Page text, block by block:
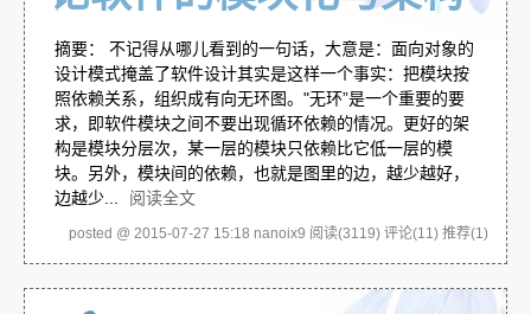
摘要： 不记得从哪儿看到的一句话，大意是：面向对象的
设计模式掩盖了软件设计其实是这样一个事实：把模块按
照依赖关系，组织成有向无环图。"无环”是一个重要的要
求，即软件模块之间不要出现循环依赖的情况。更好的架
构是模块分层次，某一层的模块只依赖比它低一层的模
块。另外，模块间的依赖，也就是图里的边，越少越好，
边越少...
阅读全文
posted @ 2015-07-27 15:18 nanoix9 阅读(3119) 评论(11) 推荐(1)